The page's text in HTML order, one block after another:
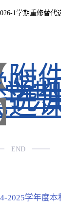
1学期重修替代
附
选
END
2025学年度本